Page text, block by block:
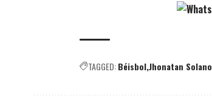
TAGGED:BéisbolJhonatan Solano